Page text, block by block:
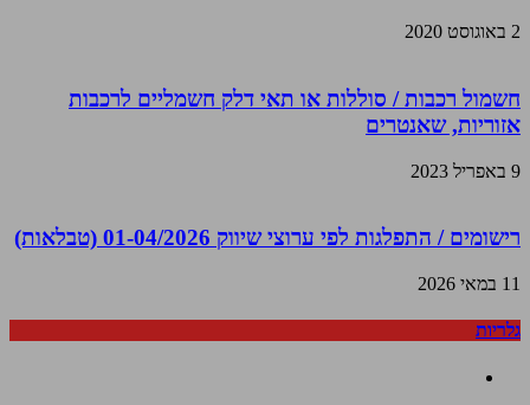
2 באוגוסט 2020
חשמול רכבות / סוללות או תאי דלק חשמליים לרכבות
אזוריות, שאנטרים
9 באפריל 2023
רישומים / התפלגות לפי ערוצי שיווק 01-04/2026 (טבלאות)
11 במאי 2026
גלריות